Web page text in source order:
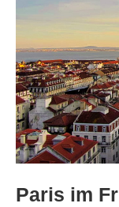
Paris im